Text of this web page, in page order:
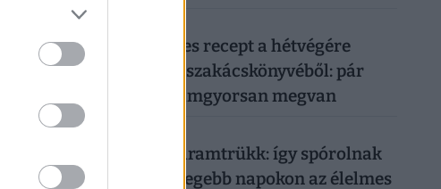
2026. augusztus 8.
Két olcsó húsmentes recept a hétvégére
Frank Júlia filléres szakácskönyvéből: pár
száz forintból, villámgyorsan megvan
2026. augusztus 7.
Működik a legális áramtrükk: így spórolnak
tízezreket a legmelegebb napokon az élelmes